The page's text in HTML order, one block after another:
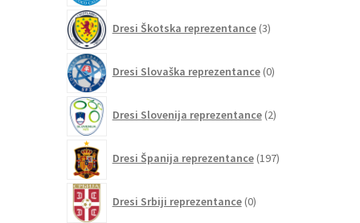
Dresi Škotska reprezentance 3izdelki
Dresi Slovaška reprezentance 0izdelkov
Dresi Slovenija reprezentance 2izdelka
Dresi Španija reprezentance 197izdelkov
Dresi Srbiji reprezentance 0izdelkov